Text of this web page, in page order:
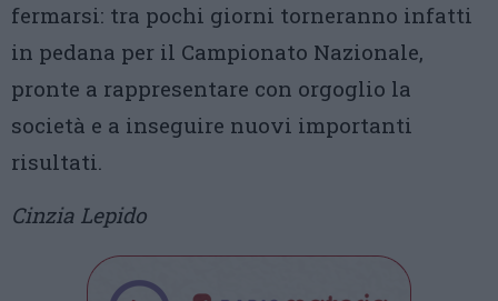
fermarsi: tra pochi giorni torneranno infatti
in pedana per il Campionato Nazionale,
pronte a rappresentare con orgoglio la
società e a inseguire nuovi importanti
risultati.
Cinzia Lepido